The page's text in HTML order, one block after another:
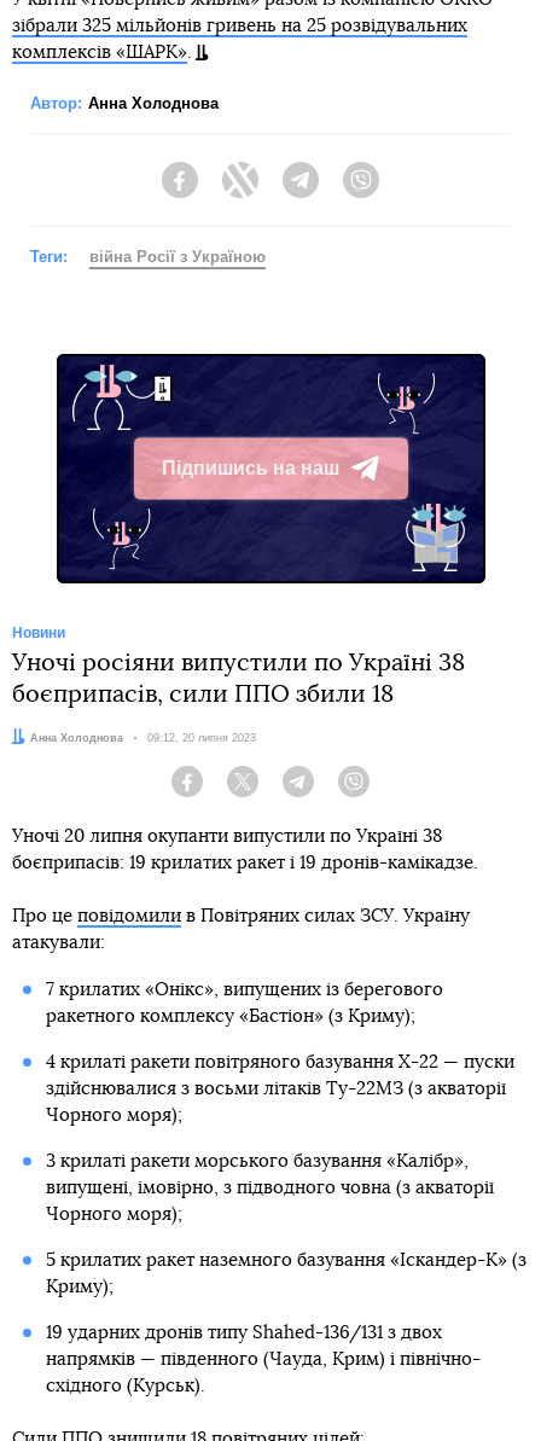
зібрали 325 мільйонів гривень на 25 розвідувальних
комплексів «ШАРК».
Автор: Анна Холоднова
FacebookTwitter Telegram
Теги: війна Росії з Україною
Підпишись на наш
Telegram
Новини
Уночі росіяни випустили по Україні 38
боєприпасів, сили ППО збили 18
Автор:
Анна Холоднова Дата:
09:12, 20 липня 2023
Facebook Twitter Telegram
Уночі 20 липня окупанти випустили по Україні 38
боєприпасів: 19 крилатих ракет і 19 дронів-камікадзе.
Про це повідомили в Повітряних силах ЗСУ. Україну
атакували:
7 крилатих «Онікс», випущених із берегового
ракетного комплексу «Бастіон» (з Криму);
4 крилаті ракети повітряного базування Х-22 — пуски
здійснювалися з восьми літаків Ту-22МЗ (з акваторії
Чорного моря);
3 крилаті ракети морського базування «Калібр»,
випущені, імовірно, з підводного човна (з акваторії
Чорного моря);
5 крилатих ракет наземного базування «Іскандер-К» (з
Криму);
19 ударних дронів типу Shahed-136/131 з двох
напрямків — південного (Чауда, Крим) і північно-
східного (Курськ).